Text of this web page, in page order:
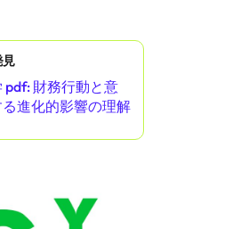
見
pdf: 財務行動と意
進化的影響の理解